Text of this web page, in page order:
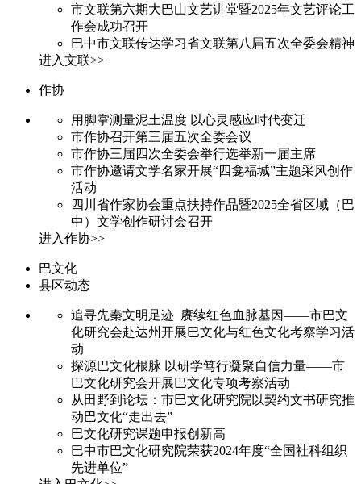
市文联第六期大巴山文艺讲堂暨2025年文艺评论工
作会成功召开
巴中市文联传达学习省文联第八届五次全委会精神
进入文联>>
作协
用脚掌测量泥土温度 以心灵感应时代变迁
市作协召开第三届五次全委会议
市作协三届四次全委会举行选举新一届主席
市作协邀请文学名家开展“四龛福城”主题采风创作
活动
四川省作家协会重点扶持作品暨2025全省区域（巴
中）文学创作研讨会召开
进入作协>>
巴文化
县区动态
追寻先秦文明足迹 赓续红色血脉基因——市巴文
化研究会赴达州开展巴文化与红色文化考察学习活
动
探源巴文化根脉 以研学笃行凝聚自信力量——市
巴文化研究会开展巴文化专项考察活动
从田野到论坛：市巴文化研究院以契约文书研究推
动巴文化“走出去”
巴文化研究课题申报创新高
巴中市巴文化研究院荣获2024年度“全国社科组织
先进单位”